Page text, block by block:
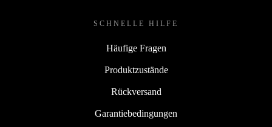
SCHNELLE HILFE
Häufige Fragen
Produktzustände
Rückversand
Garantiebedingungen